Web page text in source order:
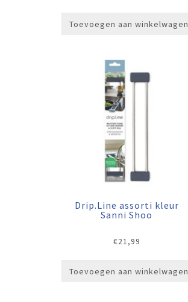
Toevoegen aan winkelwagen
Drip.Line assorti kleur
Sanni Shoo
€21,99
Toevoegen aan winkelwagen